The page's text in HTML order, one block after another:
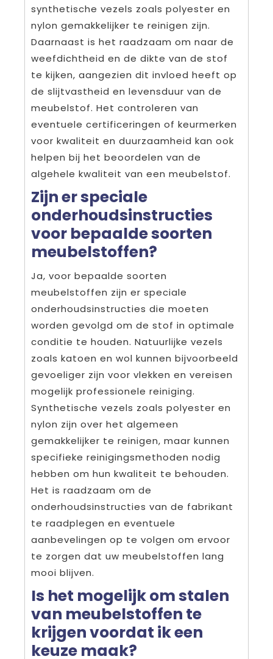
synthetische vezels zoals polyester en
nylon gemakkelijker te reinigen zijn.
Daarnaast is het raadzaam om naar de
weefdichtheid en de dikte van de stof
te kijken, aangezien dit invloed heeft op
de slijtvastheid en levensduur van de
meubelstof. Het controleren van
eventuele certificeringen of keurmerken
voor kwaliteit en duurzaamheid kan ook
helpen bij het beoordelen van de
algehele kwaliteit van een meubelstof.
Zijn er speciale
onderhoudsinstructies
voor bepaalde soorten
meubelstoffen?
Ja, voor bepaalde soorten
meubelstoffen zijn er speciale
onderhoudsinstructies die moeten
worden gevolgd om de stof in optimale
conditie te houden. Natuurlijke vezels
zoals katoen en wol kunnen bijvoorbeeld
gevoeliger zijn voor vlekken en vereisen
mogelijk professionele reiniging.
Synthetische vezels zoals polyester en
nylon zijn over het algemeen
gemakkelijker te reinigen, maar kunnen
specifieke reinigingsmethoden nodig
hebben om hun kwaliteit te behouden.
Het is raadzaam om de
onderhoudsinstructies van de fabrikant
te raadplegen en eventuele
aanbevelingen op te volgen om ervoor
te zorgen dat uw meubelstoffen lang
mooi blijven.
Is het mogelijk om stalen
van meubelstoffen te
krijgen voordat ik een
keuze maak?